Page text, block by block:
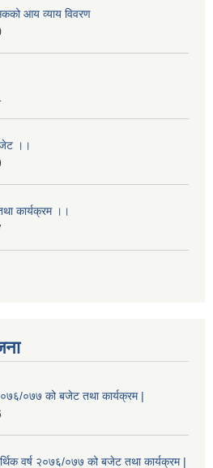
आय व्याय विवरण
।।
कार्यक्रम ।।
०७७ को बजेट तथा कार्यक्रम |
वर्ष २०७६/०७७ को बजेट तथा कार्यक्रम |